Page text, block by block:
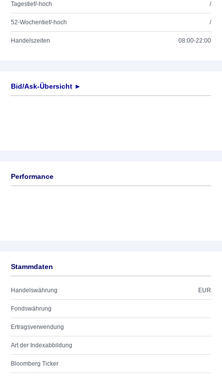
Tagestief/-hoch /
52-Wochentief/-hoch /
Handelszeiten 08:00-22:00
Bid/Ask-Übersicht ►
Performance
Stammdaten
Handelswährung EUR
Fondswährung
Ertragsverwendung
Art der Indexabbildung
Bloomberg Ticker